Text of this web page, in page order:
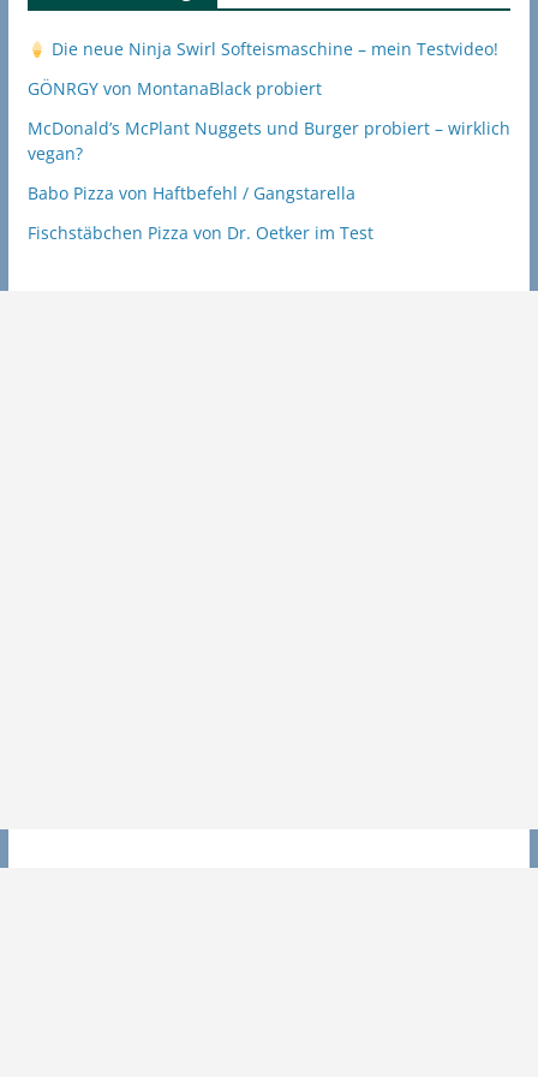
Die neue Ninja Swirl Softeismaschine – mein Testvideo!
GÖNRGY von MontanaBlack probiert
McDonald’s McPlant Nuggets und Burger probiert – wirklich
vegan?
Babo Pizza von Haftbefehl / Gangstarella
Fischstäbchen Pizza von Dr. Oetker im Test